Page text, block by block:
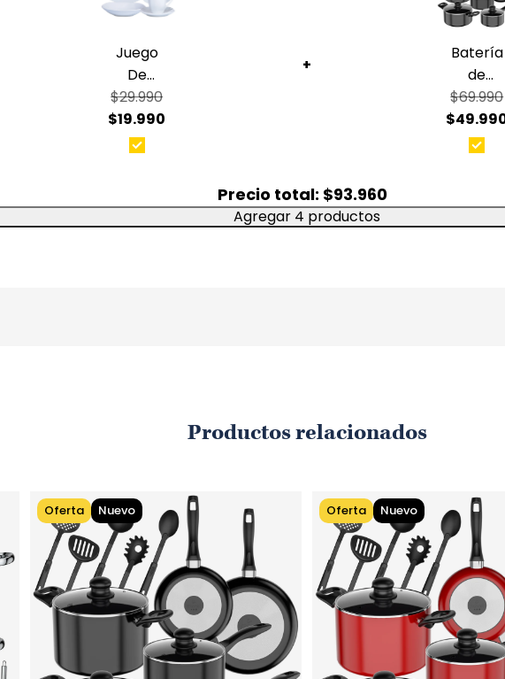
Apta
Color:
Marca:
Una
Juego
De
Vajilla 30
Piezas
Porcelana
Hallen
$29.990
$19.990
+
Batería
de
Cocina
15
Omni
$69.990
Precio total: $93.960
Agregar 4 productos
Productos relacionados
Oferta Nuevo Oferta Nuevo